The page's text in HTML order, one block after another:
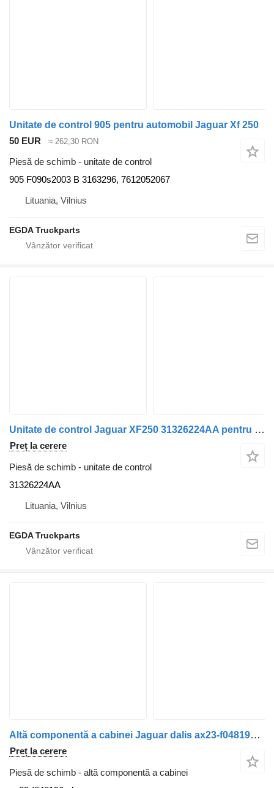
Unitate de control 905 pentru automobil Jaguar Xf 250
50 EUR
≈ 262,30 RON
Piesă de schimb - unitate de control
905 F090s2003 B 3163296, 7612052067
Lituania, Vilnius
EGDA Truckparts
Unitate de control Jaguar XF250 31326224AA pentru automobil Jaguar
Preț la cerere
Piesă de schimb - unitate de control
31326224AA
Lituania, Vilnius
EGDA Truckparts
Altă componentă a cabinei Jaguar dalis ax23-f048196-ab pentru automobil Jaguar Xf250
Preț la cerere
Piesă de schimb - altă componentă a cabinei